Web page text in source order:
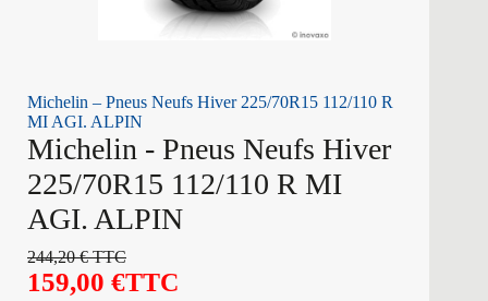
Michelin – Pneus Neufs Hiver 225/70R15 112/110 R
MI AGI. ALPIN
Michelin - Pneus Neufs Hiver
225/70R15 112/110 R MI
AGI. ALPIN
244,20€TTC
159,00 €TTC